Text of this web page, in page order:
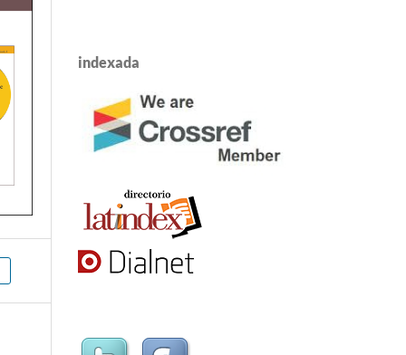
indexada